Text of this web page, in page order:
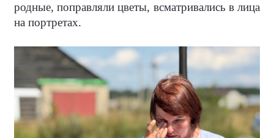
родные, поправляли цветы, всматривались в лица
на портретах.